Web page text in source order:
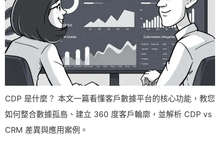
CDP 是什麼？ 本文一篇看懂客戶數據平台的核心功能，教您
如何整合數據孤島、建立 360 度客戶輪廓，並解析 CDP vs
CRM 差異與應用案例。